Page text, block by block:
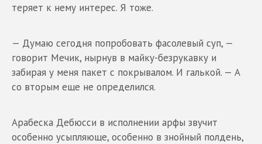
теряет к нему интерес. Я тоже.
— Думаю сегодня попробовать фасолевый суп, —
говорит Мечик, нырнув в майку-безрукавку и
забирая у меня пакет с покрывалом. И галькой. — А
со вторым еще не определился.
Арабеска Дебюсси в исполнении арфы звучит
особенно усыпляюще, особенно в знойный полдень,